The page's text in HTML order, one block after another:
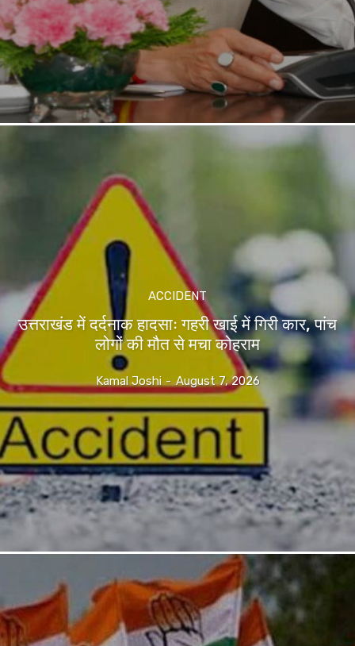
ACCIDENT
उत्तराखंड में दर्दनाक हादसाः गहरी खाई में गिरी कार, पांच
लोगों की मौत से मचा कोहराम
Kamal Joshi - August 7, 2026